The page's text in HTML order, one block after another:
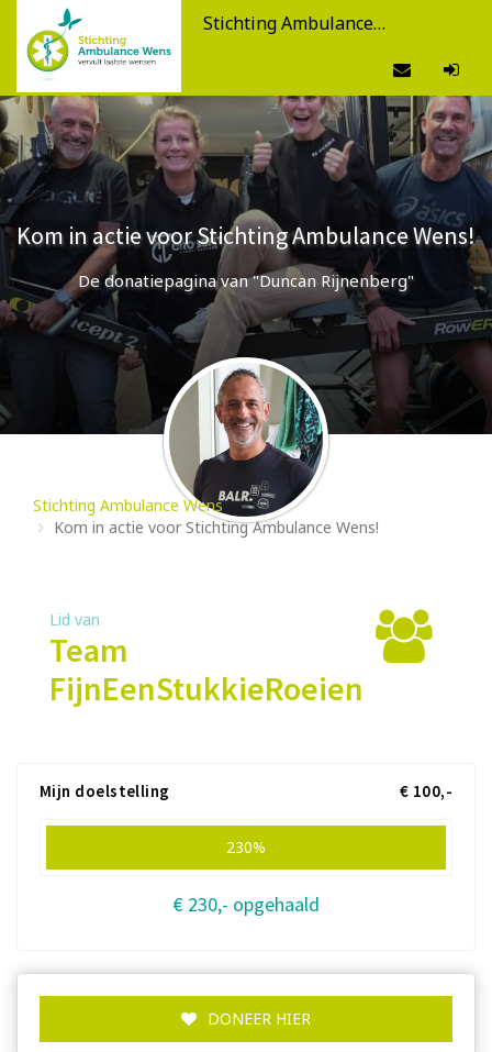
Stichting Ambulance Wens
Kom in actie voor Stichting Ambulance Wens!
De donatiepagina van "Duncan Rijnenberg"
Stichting Ambulance Wens
Kom in actie voor Stichting Ambulance Wens!
Lid van
Team
FijnEenStukkieRoeien
Mijn doelstelling € 100,-
230%
€ 230,- opgehaald
DONEER HIER